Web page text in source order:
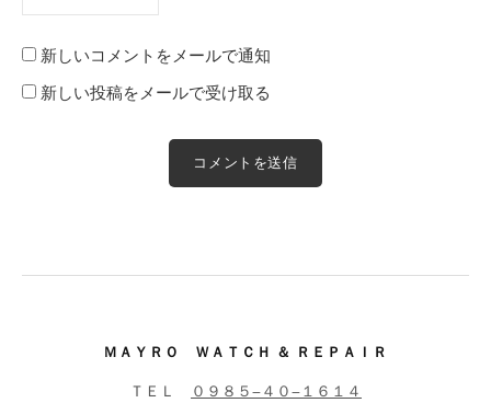
新しいコメントをメールで通知
新しい投稿をメールで受け取る
ＭＡＹＲＯ ＷＡＴＣＨ ＆ ＲＥＰＡＩＲ
ＴＥＬ
０９８５−４０−１６１４